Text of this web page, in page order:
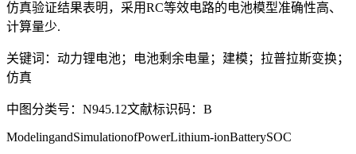
仿真验证结果表明，采用RC等效电路的电池模型准确性高、
计算量少.
关键词：动力锂电池；电池剩余电量；建模；拉普拉斯变换；
仿真
中图分类号：N945.12文献标识码：B
ModelingandSimulationofPowerLithium-ionBatterySOC